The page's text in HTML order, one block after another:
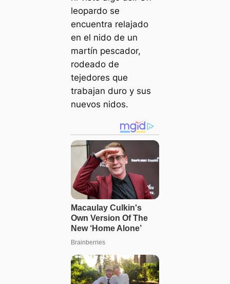
leopardo se
encuentra relajado
en el nido de un
martín pescador,
rodeado de
tejedores que
trabajan duro y sus
nuevos nidos.